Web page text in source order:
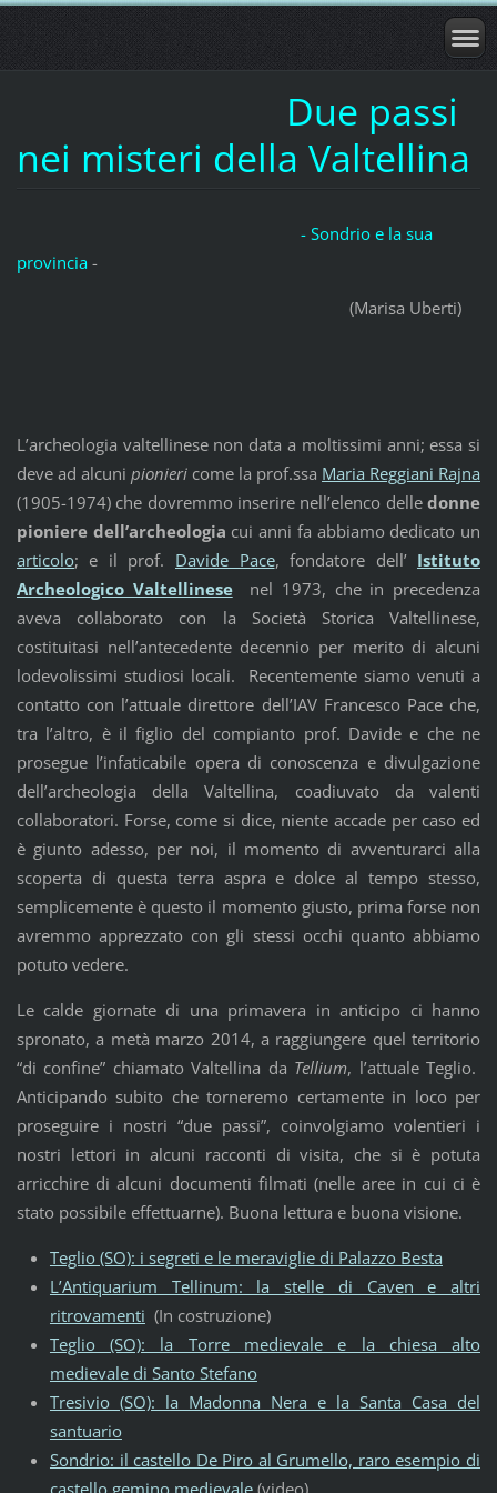
Due passi
nei misteri della Valtellina
- Sondrio e la sua
provincia -
(Marisa Uberti)
L’archeologia valtellinese non data a moltissimi anni; essa si
deve ad alcuni pionieri come la prof.ssa Maria Reggiani Rajna
(1905-1974) che dovremmo inserire nell’elenco delledonne
pioniere dell’archeologia cui anni fa abbiamo dedicato un
articolo; e il prof. Davide Pace, fondatore dell’ Istituto
Archeologico Valtellinesenel 1973, che in precedenza
aveva collaborato con la Società Storica Valtellinese,
costituitasi nell’antecedente decennio per merito di alcuni
lodevolissimi studiosi locali. Recentemente siamo venuti a
contatto con l’attuale direttore dell’IAV Francesco Pace che,
tra l’altro, è il figlio del compianto prof. Davide e che ne
prosegue l’infaticabile opera di conoscenza e divulgazione
dell’archeologia della Valtellina, coadiuvato da valenti
collaboratori. Forse, come si dice, niente accade per caso ed
è giunto adesso, per noi, il momento di avventurarci alla
scoperta di questa terra aspra e dolce al tempo stesso,
semplicemente è questo il momento giusto, prima forse non
avremmo apprezzato con gli stessi occhi quanto abbiamo
potuto vedere.
Le calde giornate di una primavera in anticipo ci hanno
spronato, a metà marzo 2014, a raggiungere quel territorio
“di confine” chiamato Valtellina da Tellium, l’attuale Teglio.
Anticipando subito che torneremo certamente in loco per
proseguire i nostri “due passi”, coinvolgiamo volentieri i
nostri lettori in alcuni racconti di visita, che si è potuta
arricchire di alcuni documenti filmati (nelle aree in cui ci è
stato possibile effettuarne). Buona lettura e buona visione.
Teglio (SO): i segreti e le meraviglie di Palazzo Besta
L’Antiquarium Tellinum: la stelle di Caven e altri
ritrovamenti (In costruzione)
Teglio (SO): la Torre medievale e la chiesa alto
medievale di Santo Stefano
Tresivio (SO): la Madonna Nera e la Santa Casa del
santuario
Sondrio: il castello De Piro al Grumello, raro esempio di
castello gemino medievale(video)